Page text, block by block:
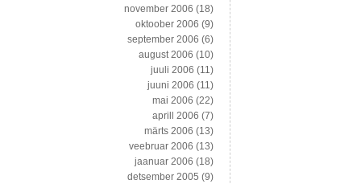
november 2006 (18)
oktoober 2006 (9)
september 2006 (6)
august 2006 (10)
juuli 2006 (11)
juuni 2006 (11)
mai 2006 (22)
aprill 2006 (7)
märts 2006 (13)
veebruar 2006 (13)
jaanuar 2006 (18)
detsember 2005 (9)